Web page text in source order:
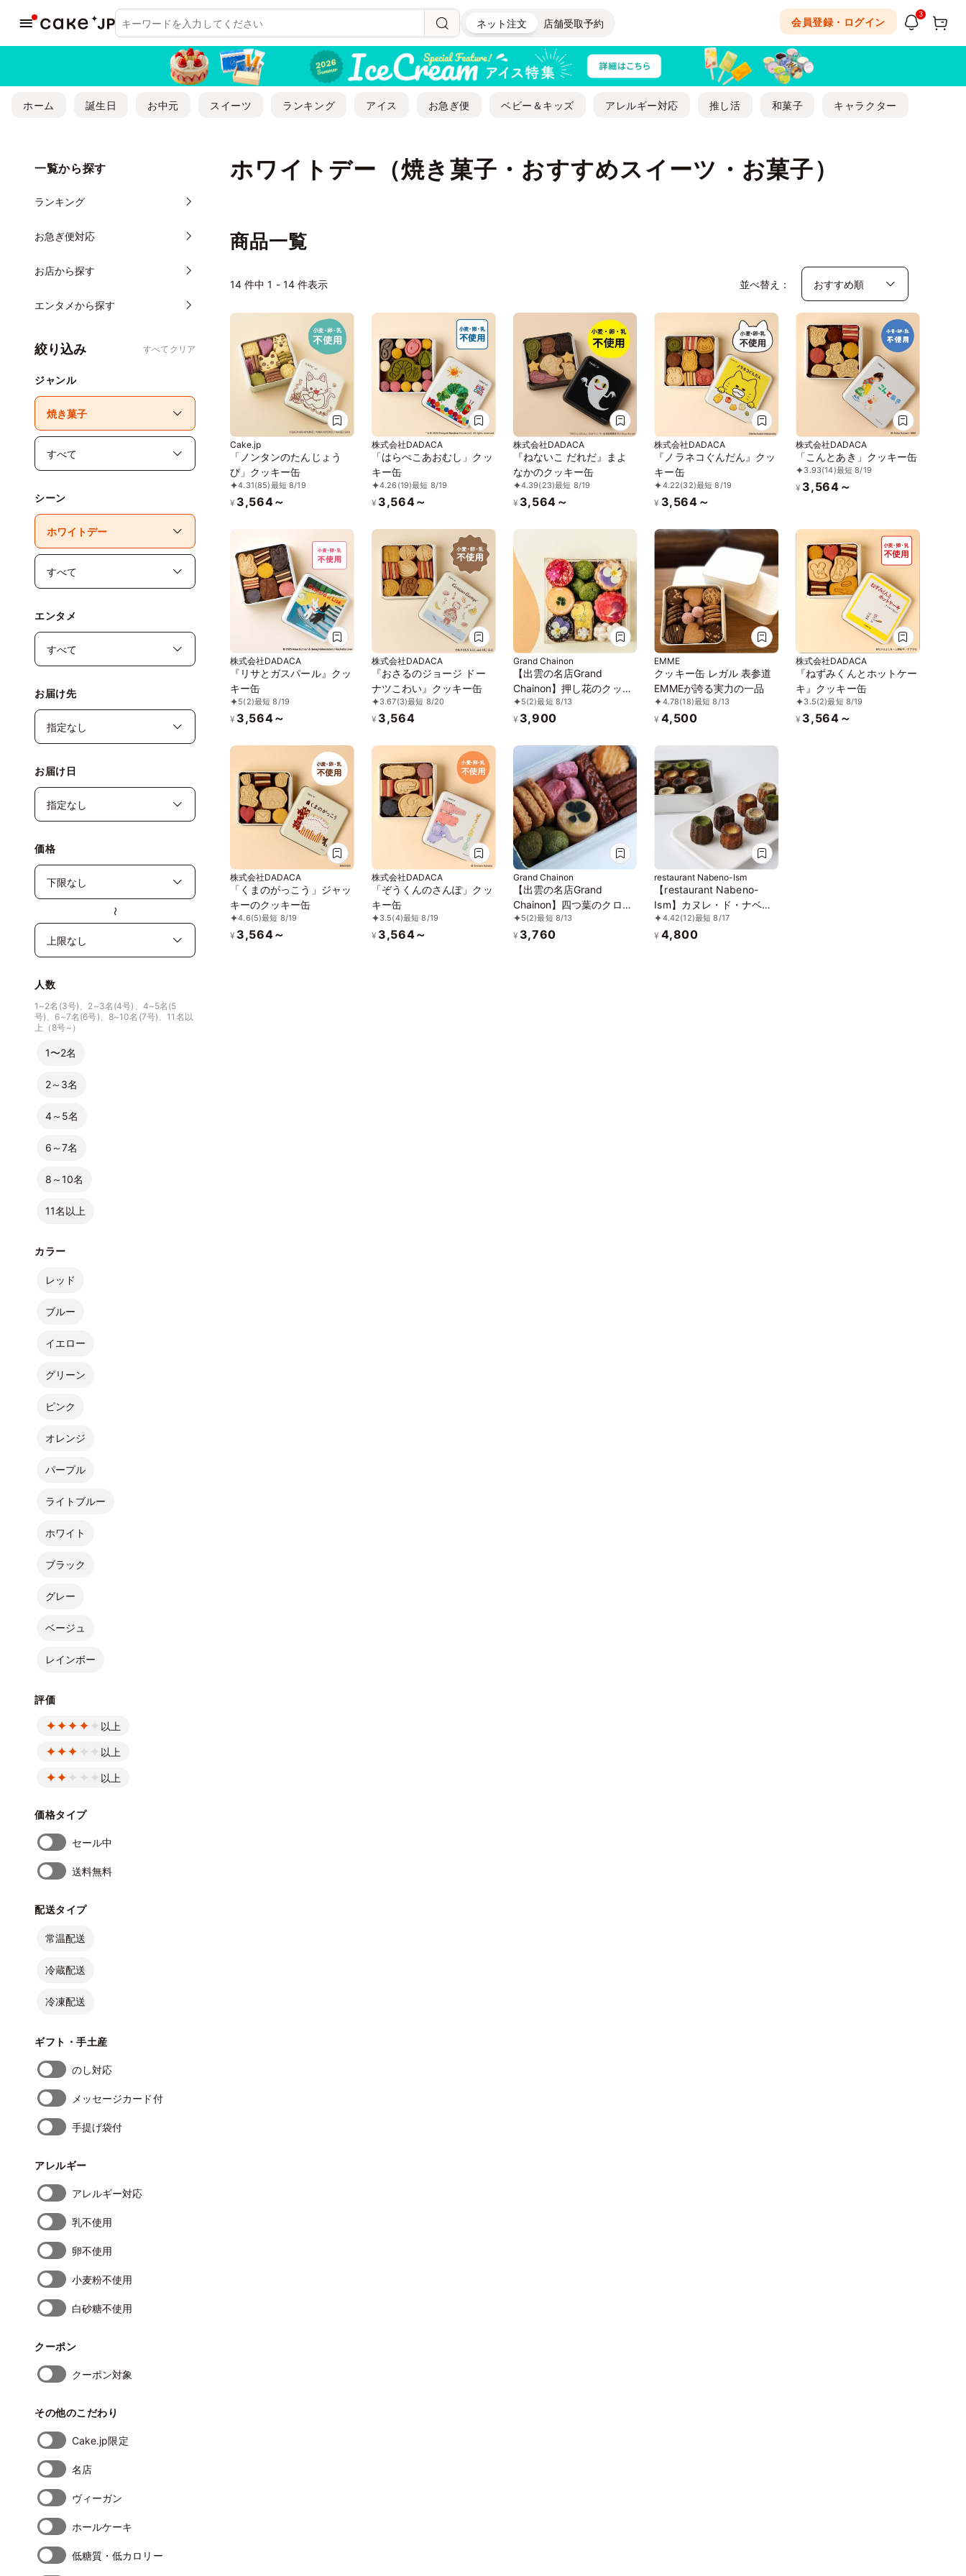
ネット注文 店舗受取予約 会員登録・ログイン
3
ホーム 誕生日 お中元 スイーツ ランキング アイス お急ぎ便 ベビー＆キッズ アレルギー対応 推し活 和菓子 キャラクター
ホワイトデー（焼き菓子・おすすめスイーツ・お菓子）
一覧から探す
ランキング
お急ぎ便対応
お店から探す
エンタメから探す
絞り込み すべてクリア
ジャンル
シーン
エンタメ
お届け先
お届け日
価格
〜
人数
1~2名(3号)、2~3名(4号)、4~5名(5
号)、6~7名(6号)、8~10名(7号)、11名以
上（8号~）
1〜2名
2～3名
4～5名
6～7名
8～10名
11名以上
カラー
レッド
ブルー
イエロー
グリーン
ピンク
オレンジ
パープル
ライトブルー
ホワイト
ブラック
グレー
ベージュ
レインボー
評価
以上
以上
以上
価格タイプ
セール中
送料無料
配送タイプ
常温配送
冷蔵配送
冷凍配送
ギフト・手土産
のし対応
メッセージカード付
手提げ袋付
アレルギー
アレルギー対応
乳不使用
卵不使用
小麦粉不使用
白砂糖不使用
クーポン
クーポン対象
その他のこだわり
Cake.jp限定
名店
ヴィーガン
ホールケーキ
低糖質・低カロリー
商品一覧
14 件中 1 - 14 件表示 並べ替え：
Cake.jp
「ノンタンのたんじょう
び」クッキー缶
4.31(85)最短 8/19
¥ 3,564～
株式会社DADACA
「はらぺこあおむし」クッ
キー缶
4.26 (19)最短 8/19
¥ 3,564～
株式会社DADACA
『ねないこ だれだ』まよ
なかのクッキー缶
4.39(23)最短 8/19
¥ 3,564～
株式会社DADACA
『ノラネコぐんだん』クッ
キー缶
4.22(32)最短 8/19
¥ 3,564～
株式会社DADACA
「こんとあき」クッキー缶
3.93(14)最短 8/19
¥ 3,564～
株式会社DADACA
『リサとガスパール』クッ
キー缶
5(2)最短 8/19
¥ 3,564～
株式会社DADACA
『おさるのジョージ ドー
ナツこわい』クッキー缶
3.67(3)最短 8/20
¥ 3,564
Grand Chainon
【出雲の名店Grand
Chainon】押し花のクッキ
ー缶 ママルニー
5(2)最短 8/13
¥ 3,900
EMME
クッキー缶 レガル 表参道
EMMEが誇る実力の一品
4.78(18)最短 8/13
¥ 4,500
株式会社DADACA
『ねずみくんとホットケー
キ』クッキー缶
3.5(2)最短 8/19
¥ 3,564～
株式会社DADACA
「くまのがっこう」ジャッ
キーのクッキー缶
4.6(5)最短 8/19
¥ 3,564～
株式会社DADACA
「ぞうくんのさんぽ」クッ
キー缶
3.5(4)最短 8/19
¥ 3,564～
Grand Chainon
【出雲の名店Grand
Chainon】四つ葉のクロー
バーのクッキー缶 プティ
ボヌール
5(2)最短 8/13
¥ 3,760
restaurant Nabeno-Ism
【restaurant Nabeno-
Ism】カヌレ・ド・ナベノ
イズム4種 20個入り
4.42(12)最短 8/17
¥ 4,800